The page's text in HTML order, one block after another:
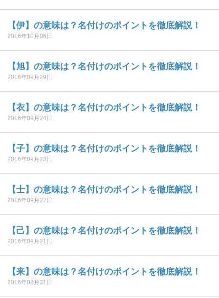
【伊】の意味は？名付けのポイントを徹底解説！
2016年10月06日
【旭】の意味は？名付けのポイントを徹底解説！
2016年09月29日
【衣】の意味は？名付けのポイントを徹底解説！
2016年09月24日
【子】の意味は？名付けのポイントを徹底解説！
2016年09月23日
【士】の意味は？名付けのポイントを徹底解説！
2016年09月22日
【己】の意味は？名付けのポイントを徹底解説！
2016年09月21日
【来】の意味は？名付けのポイントを徹底解説！
2016年08月31日